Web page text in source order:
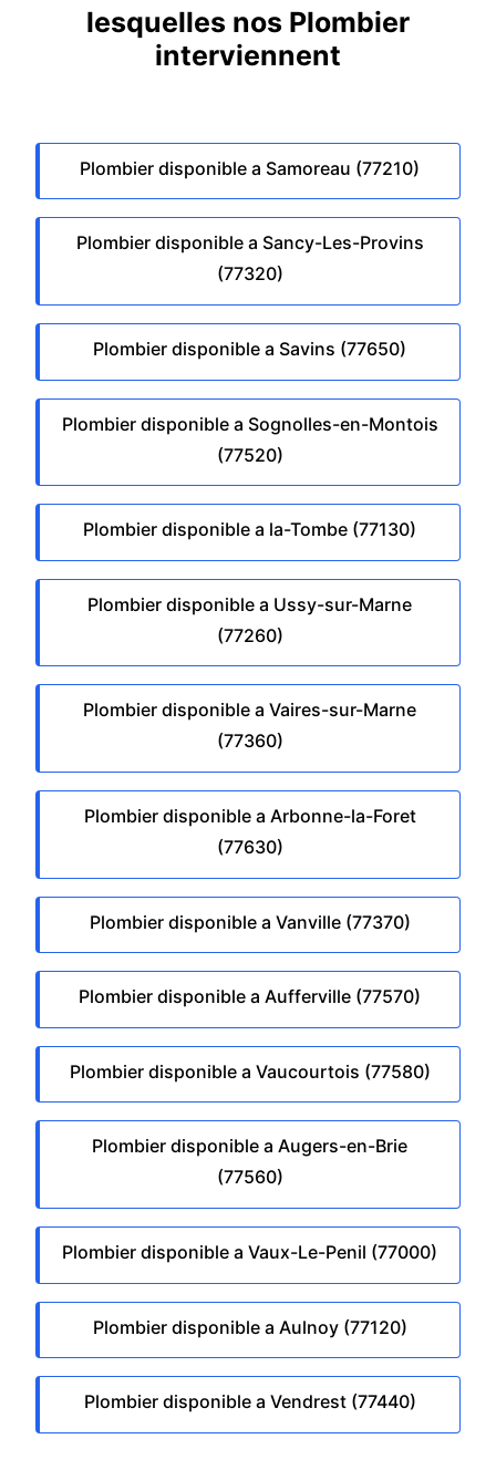
lesquelles nos Plombier
interviennent
Plombier disponible a Samoreau (77210)
Plombier disponible a Sancy-Les-Provins
(77320)
Plombier disponible a Savins (77650)
Plombier disponible a Sognolles-en-Montois
(77520)
Plombier disponible a la-Tombe (77130)
Plombier disponible a Ussy-sur-Marne
(77260)
Plombier disponible a Vaires-sur-Marne
(77360)
Plombier disponible a Arbonne-la-Foret
(77630)
Plombier disponible a Vanville (77370)
Plombier disponible a Aufferville (77570)
Plombier disponible a Vaucourtois (77580)
Plombier disponible a Augers-en-Brie
(77560)
Plombier disponible a Vaux-Le-Penil (77000)
Plombier disponible a Aulnoy (77120)
Plombier disponible a Vendrest (77440)